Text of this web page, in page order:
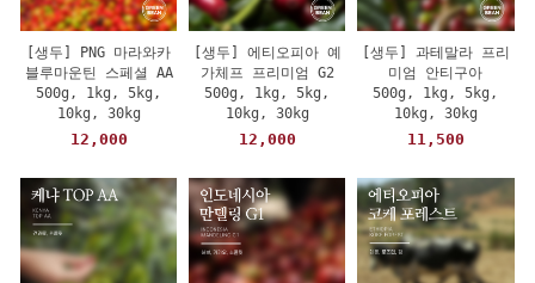
[생두] PNG 마라와카
블루마운틴 스페셜 AA
500g, 1kg, 5kg,
10kg, 30kg
12,000
[생두] 에티오피아 예
가체프 프리미엄 G2
500g, 1kg, 5kg,
10kg, 30kg
12,000
[생두] 과테말라 프리
미엄 안티구아
500g, 1kg, 5kg,
10kg, 30kg
11,500